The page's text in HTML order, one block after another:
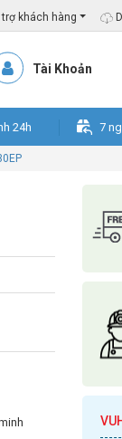
khách hàng
Tài Khoản
24h 7